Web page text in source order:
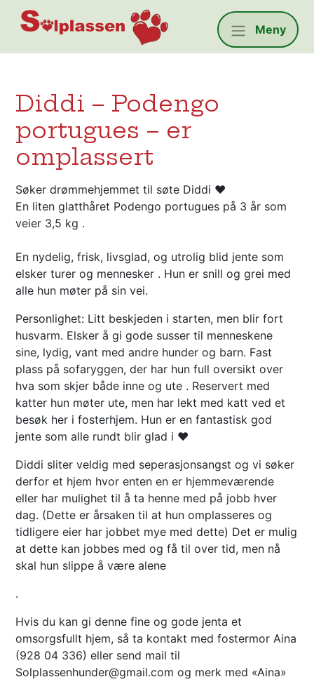
Solplassen
Meny
Diddi – Podengo
portugues – er
omplassert
Søker drømmehjemmet til søte Diddi ❤️
En liten glatthåret Podengo portugues på 3 år som
veier 3,5 kg .
En nydelig, frisk, livsglad, og utrolig blid jente som
elsker turer og mennesker . Hun er snill og grei med
alle hun møter på sin vei.
Personlighet: Litt beskjeden i starten, men blir fort
husvarm. Elsker å gi gode susser til menneskene
sine, lydig, vant med andre hunder og barn. Fast
plass på sofaryggen, der har hun full oversikt over
hva som skjer både inne og ute . Reservert med
katter hun møter ute, men har lekt med katt ved et
besøk her i fosterhjem. Hun er en fantastisk god
jente som alle rundt blir glad i ❤️
Diddi sliter veldig med seperasjonsangst og vi søker
derfor et hjem hvor enten en er hjemmeværende
eller har mulighet til å ta henne med på jobb hver
dag. (Dette er årsaken til at hun omplasseres og
tidligere eier har jobbet mye med dette) Det er mulig
at dette kan jobbes med og få til over tid, men nå
skal hun slippe å være alene
.
Hvis du kan gi denne fine og gode jenta et
omsorgsfullt hjem, så ta kontakt med fostermor Aina
(928 04 336) eller send mail til
Solplassenhunder@gmail.com og merk med «Aina»